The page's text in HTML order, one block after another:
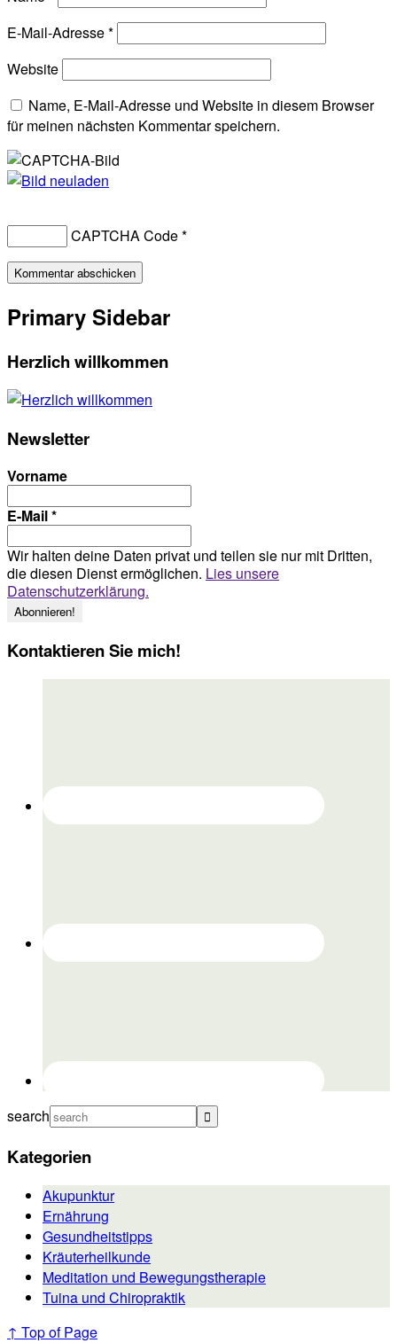
E-Mail-Adresse*
Website
Name, E-Mail-Adresse und Website in diesem Browser
für meinen nächsten Kommentar speichern.
CAPTCHA Code*
Primary Sidebar
Herzlich willkommen
Newsletter
Vorname
E-Mail*
Wir halten deine Daten privat und teilen sie nur mit Dritten,
die diesen Dienst ermöglichen. Lies unsere
Datenschutzerklärung.
Kontaktieren Sie mich!
search
Kategorien
Akupunktur
Ernährung
Gesundheitstipps
Kräuterheilkunde
Meditation und Bewegungstherapie
Tuina und Chiropraktik
↑ Top of Page